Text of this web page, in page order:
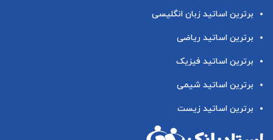
برترین اساتید زبان انگلیسی
برترین اساتید ریاضی
برترین اساتید فیزیک
برترین اساتید شیمی
برترین اساتید زیست